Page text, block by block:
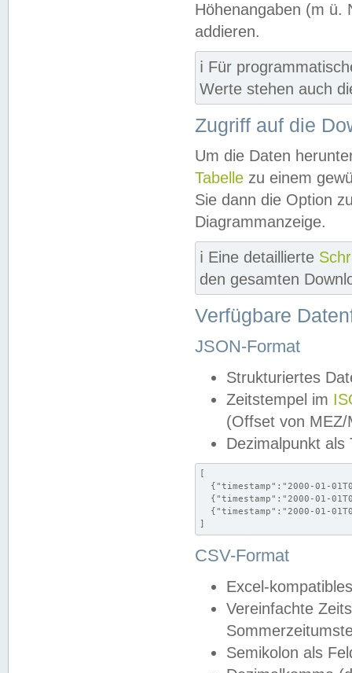
Höhenangaben (m ü.
addieren.
ℹ️ Für
Werte stehen auch
Zugriff auf die
Um die Daten
Tabelle zu einem
Sie dann die Option
Diagrammanzeige.
ℹ️ Eine detaillierte
den gesamten
Verfügbare
JSON-Format
Strukturiertes
Zeitstempel im
(Offset von MEZ/
Dezimalpunkt als
[
{"timestamp":"2000-01-
{"timestamp":"2000-01-
{"timestamp":"2000-01-
]
CSV-Format
Excel-
Vereinfachte
Semikolon als